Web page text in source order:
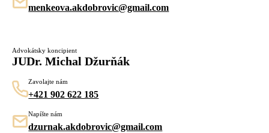
menkeova.akdobrovic@gmail.com
Advokátsky koncipient
JUDr. Michal Džurňák
Zavolajte nám
+421 902 622 185
Napíšte nám
dzurnak.akdobrovic@gmail.com